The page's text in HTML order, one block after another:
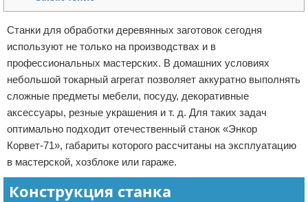
Коммунальные услуги
Сантехника
Безопасность
Стройматериалы
Разное
Станки для обработки деревянных заготовок сегодня
используют не только на производствах и в
профессиональных мастерских. В домашних условиях
небольшой токарный агрегат позволяет аккуратно выполнять
сложные предметы мебели, посуду, декоративные
аксессуары, резные украшения и т. д. Для таких задач
оптимально подходит отечественный станок «Энкор
Корвет-71», габариты которого рассчитаны на эксплуатацию
в мастерской, хозблоке или гараже.
Конструкция станка